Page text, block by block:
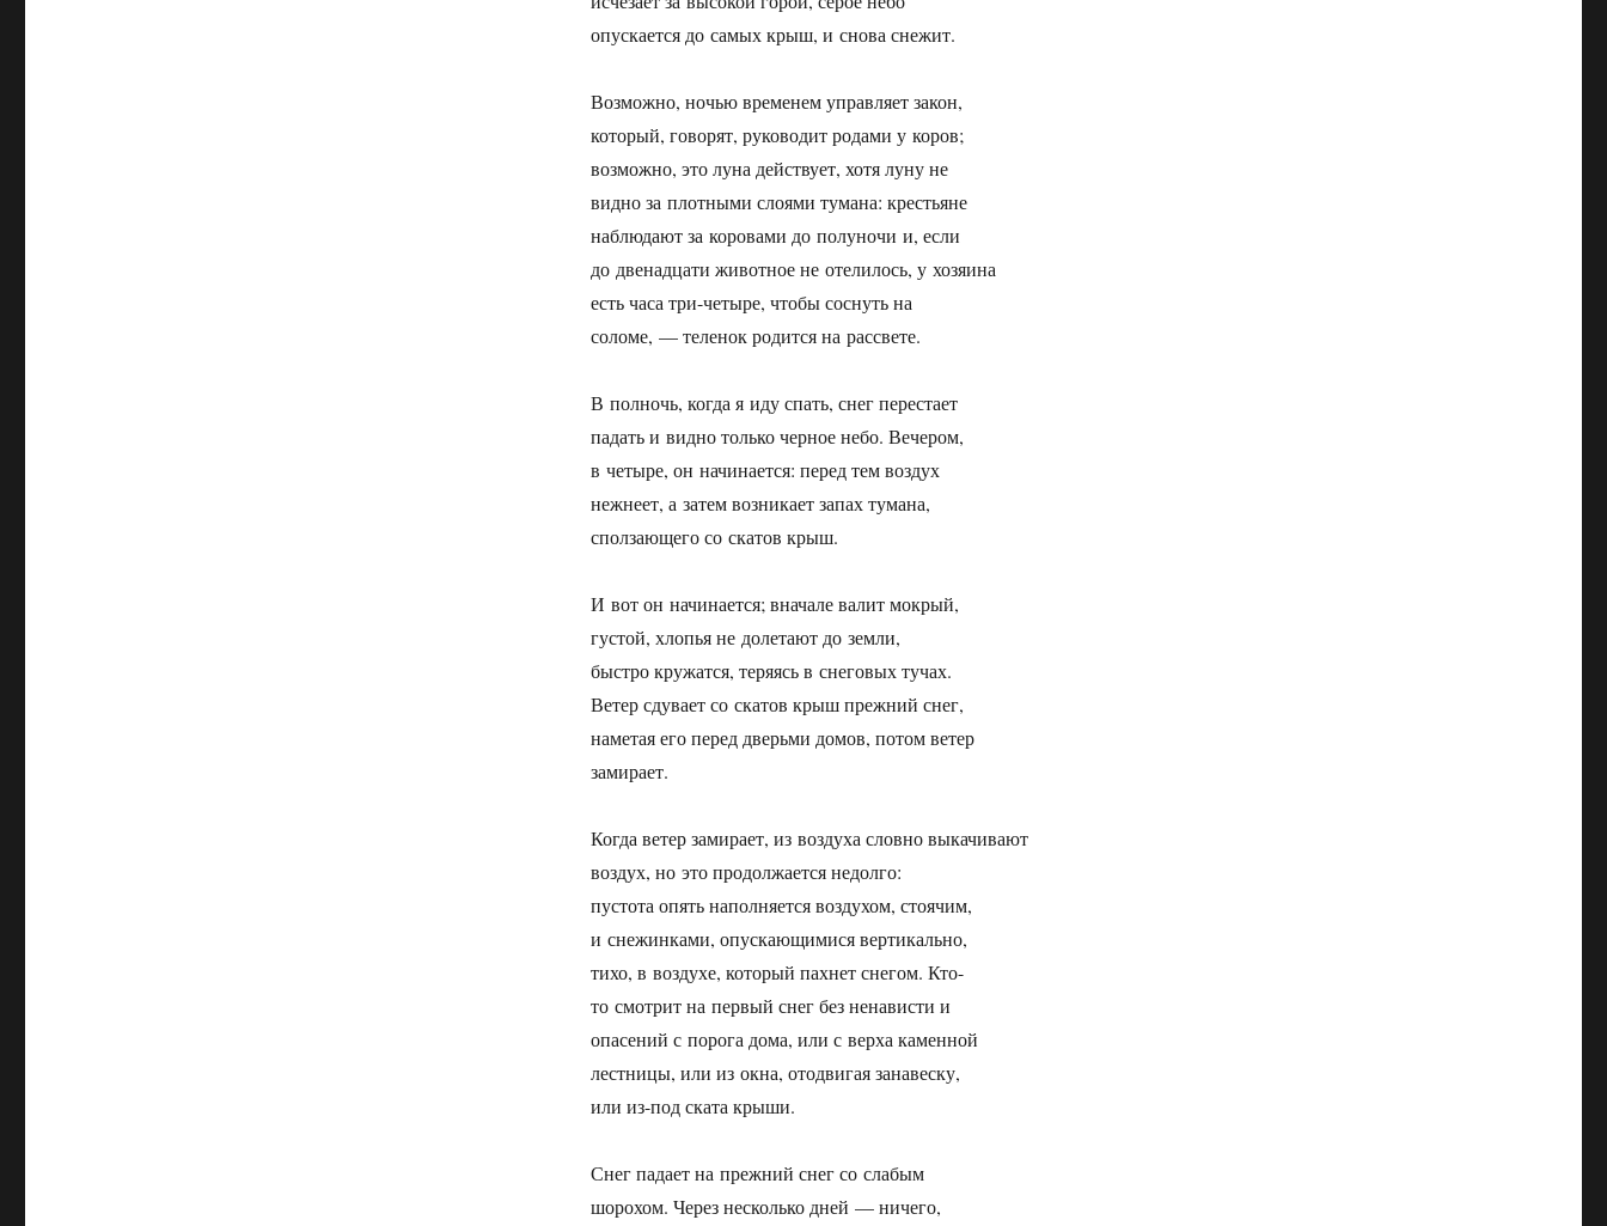
опускается до самых крыш, и снова снежит.
Возможно, ночью временем управляет закон,
который, говорят, руководит родами у коров;
возможно, это луна действует, хотя луну не
видно за плотными слоями тумана: крестьяне
наблюдают за коровами до полуночи и, если
до двенадцати животное не отелилось, у хозяина
есть часа три-четыре, чтобы соснуть на
соломе, — теленок родится на рассвете.
В полночь, когда я иду спать, снег перестает
падать и видно только черное небо. Вечером,
в четыре, он начинается: перед тем воздух
нежнеет, а затем возникает запах тумана,
сползающего со скатов крыш.
И вот он начинается; вначале валит мокрый,
густой, хлопья не долетают до земли,
быстро кружатся, теряясь в снеговых тучах.
Ветер сдувает со скатов крыш прежний снег,
наметая его перед дверьми домов, потом ветер
замирает.
Когда ветер замирает, из воздуха словно выкачивают
воздух, но это продолжается недолго:
пустота опять наполняется воздухом, стоячим,
и снежинками, опускающимися вертикально,
тихо, в воздухе, который пахнет снегом. Кто-
то смотрит на первый снег без ненависти и
опасений с порога дома, или с верха каменной
лестницы, или из окна, отодвигая занавеску,
или из-под ската крыши.
Снег падает на прежний снег со слабым
шорохом. Через несколько дней — ничего,